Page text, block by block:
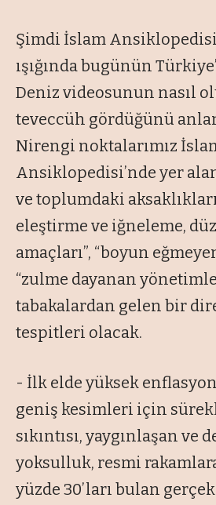
Şimdi İslam
ışığında bugünün
Deniz videosunun nasıl
teveccüh gördüğünü
Nirengi noktalarımız
Ansiklopedisi’nde yer
ve toplumdaki
eleştirme ve iğneleme,
amaçları”, “boyun
“zulme dayanan
tabakalardan gelen bir
tespitleri olacak.
- İlk elde yüksek
geniş kesimleri için
sıkıntısı, yaygınlaşan ve
yoksulluk, resmi
yüzde 30’ları bulan